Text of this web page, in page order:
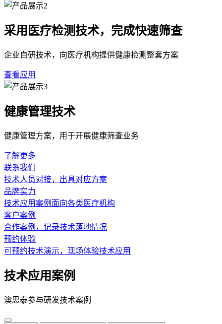
采用医疗检测技术，完成快速筛查
企业自研技术，向医疗机构提供健康检测整套方案
查看应用
健康管理技术
健康管理方案，用于开展健康筛查业务
了解更多
联系我们
技术人员对接，出具对应方案
品牌实力
技术应用案例面向各类医疗机构
客户案例
合作案例，记录技术落地情况
预约体验
可预约技术演示，现场体验技术应用
技术应用案例
澳思泰参与研发技术案例